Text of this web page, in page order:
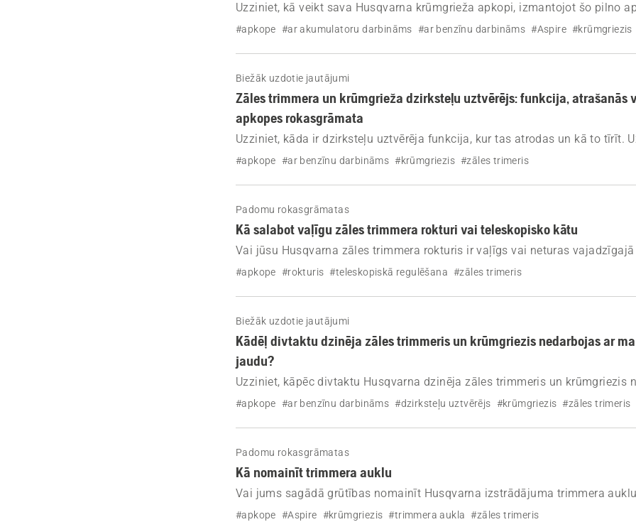
Uzziniet, kā veikt sava Husqvarna krūmgrieža apkopi, izmantojot šo pilno
kontrolsarakstu. Uzziniet, ko pārbaudīt, tīrīt un nomainīt, lai jūsu
#apkope #ar akumulatoru darbināms #ar benzīnu darbināms #Aspire #krūmgriezis
Biežāk uzdotie jautājumi
Zāles trimmera un krūmgrieža dzirksteļu uztvērējs: funkcija, atrašanās
apkopes rokasgrāmata
Uzziniet, kāda ir dzirksteļu uztvērēja funkcija, kur tas atrodas un kā to tīrīt.
Husqvarna zāles trimmeri un krūmgriezi drošu, jaudīgu un pasargātu no
#apkope #ar benzīnu darbināms #krūmgriezis #zāles trimeris
Padomu rokasgrāmatas
Kā salabot vaļīgu zāles trimmera rokturi vai teleskopisko kātu
Vai jūsu Husqvarna zāles trimmera rokturis ir vaļīgs vai neturas
Uzziniet, kā dažos vienkāršos soļos pievilkt rokturi un noregulēt
#apkope #rokturis #teleskopiskā regulēšana #zāles trimeris
Biežāk uzdotie jautājumi
Kādēļ divtaktu dzinēja zāles trimmeris un krūmgriezis nedarbojas ar
jaudu?
Uzziniet, kāpēc divtaktu Husqvarna dzinēja zāles trimmeris un krūmgriezis
maksimālu jaudu un ir klusāks, nekā parasti.
#apkope #ar benzīnu darbināms #dzirksteļu uztvērējs #krūmgriezis #zāles trimeris
Padomu rokasgrāmatas
Kā nomainīt trimmera auklu
Vai jums sagādā grūtības nomainīt Husqvarna izstrādājuma trimmera
vienkāršajiem “soli pa solim” norādījumiem ar video visiem trimmera
#apkope #Aspire #krūmgriezis #trimmera aukla #zāles trimeris